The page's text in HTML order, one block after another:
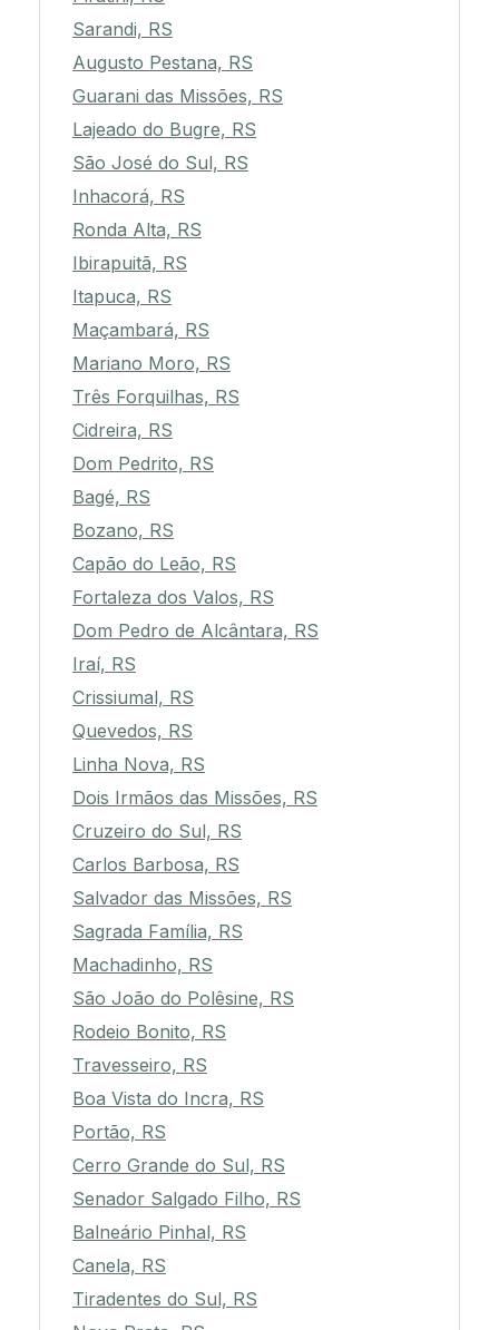
Sarandi, RS
Augusto Pestana, RS
Guarani das Missões, RS
Lajeado do Bugre, RS
São José do Sul, RS
Inhacorá, RS
Ronda Alta, RS
Ibirapuitã, RS
Itapuca, RS
Maçambará, RS
Mariano Moro, RS
Três Forquilhas, RS
Cidreira, RS
Dom Pedrito, RS
Bagé, RS
Bozano, RS
Capão do Leão, RS
Fortaleza dos Valos, RS
Dom Pedro de Alcântara, RS
Iraí, RS
Crissiumal, RS
Quevedos, RS
Linha Nova, RS
Dois Irmãos das Missões, RS
Cruzeiro do Sul, RS
Carlos Barbosa, RS
Salvador das Missões, RS
Sagrada Família, RS
Machadinho, RS
São João do Polêsine, RS
Rodeio Bonito, RS
Travesseiro, RS
Boa Vista do Incra, RS
Portão, RS
Cerro Grande do Sul, RS
Senador Salgado Filho, RS
Balneário Pinhal, RS
Canela, RS
Tiradentes do Sul, RS